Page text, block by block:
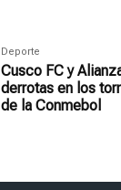
Deporte
Cusco FC y
derrotas en los
de la Conmebol